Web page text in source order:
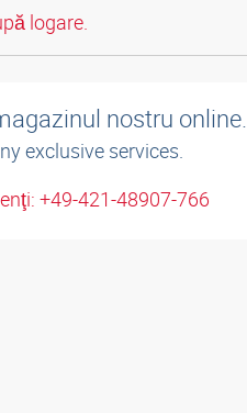
logare.
nostru online.
exclusive services.
+49-421-48907-766